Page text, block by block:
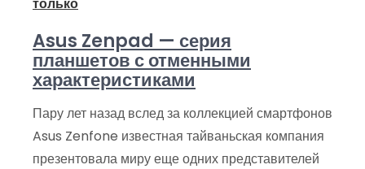
Asus Zenpad — серия
планшетов с отменными
характеристиками
Пару лет назад вслед за коллекцией смартфонов
Asus Zenfone известная тайваньская компания
презентовала миру еще одних представителей